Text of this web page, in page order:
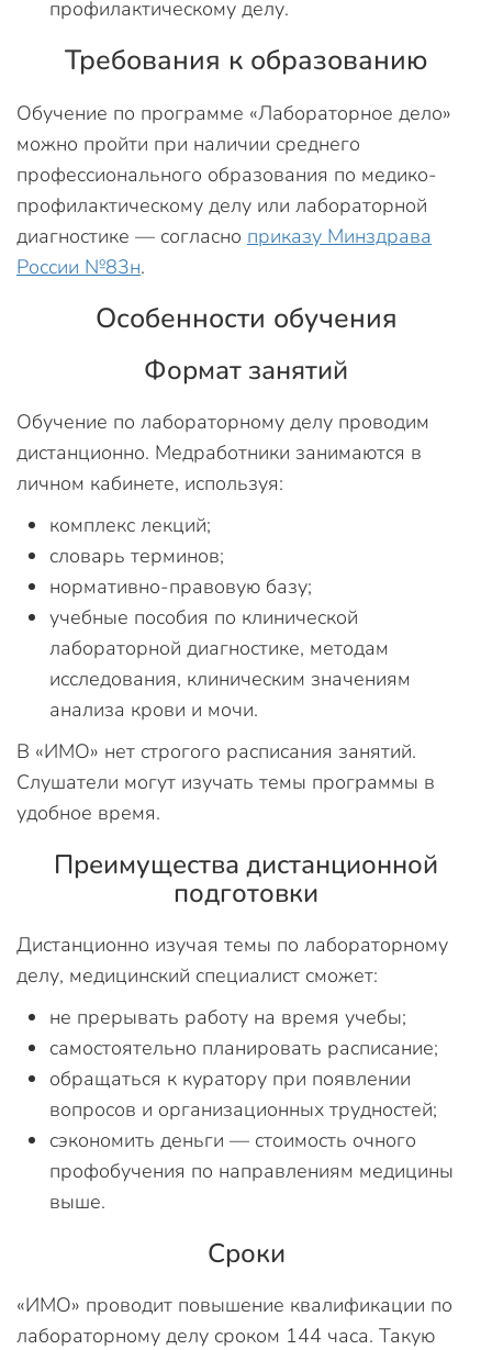
профилактическому делу.
Требования к образованию
Обучение по программе «Лабораторное дело»
можно пройти при наличии среднего
профессионального образования по медико-
профилактическому делу или лабораторной
диагностике — согласно приказу Минздрава
России №83н.
Особенности обучения
Формат занятий
Обучение по лабораторному делу проводим
дистанционно. Медработники занимаются в
личном кабинете, используя:
комплекс лекций;
словарь терминов;
нормативно-правовую базу;
учебные пособия по клинической
лабораторной диагностике, методам
исследования, клиническим значениям
анализа крови и мочи.
В «ИМО» нет строгого расписания занятий.
Слушатели могут изучать темы программы в
удобное время.
Преимущества дистанционной
подготовки
Дистанционно изучая темы по лабораторному
делу, медицинский специалист сможет:
не прерывать работу на время учебы;
самостоятельно планировать расписание;
обращаться к куратору при появлении
вопросов и организационных трудностей;
сэкономить деньги — стоимость очного
профобучения по направлениям медицины
выше.
Сроки
«ИМО» проводит повышение квалификации по
лабораторному делу сроком 144 часа. Такую